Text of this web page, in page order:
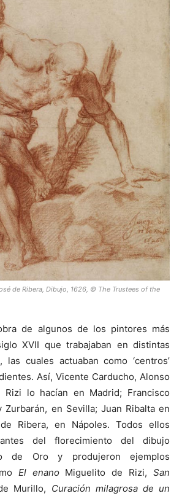
de Ribera, Dibujo, 1626, © The Trustees of the
de algunos de los pintores más
XVII que trabajaban en distintas
cuales actuaban como ‘centros’
Así, Vicente Carducho, Alonso
Rizi lo hacían en Madrid; Francisco
Zurbarán, en Sevilla; Juan Ribalta en
Ribera, en Nápoles. Todos ellos
del florecimiento del dibujo
de Oro y produjeron ejemplos
El enanoMiguelito de Rizi,San
Murillo, Curación milagrosa de un